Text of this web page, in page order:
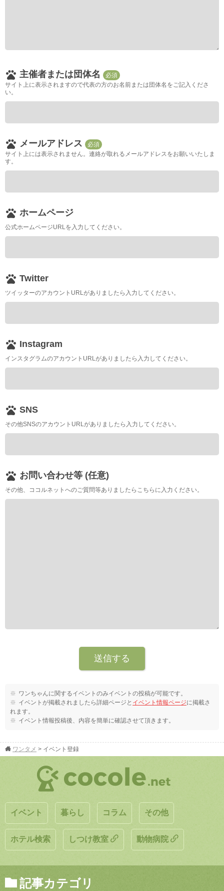
pets 主催者または団体名
必須
サイト上に表示されますので代表の方のお名前または団体名をご記入くださ
い。
pets メールアドレス
必須
サイト上には表示されません。連絡が取れるメールアドレスをお願いいたしま
す。
pets ホームページ
公式ホームページURLを入力してください。
pets Twitter
ツイッターのアカウントURLがありましたら入力してください。
pets Instagram
インスタグラムのアカウントURLがありましたら入力してください。
pets SNS
その他SNSのアカウントURLがありましたら入力してください。
pets お問い合わせ等 (任意)
その他、ココルネットへのご質問等ありましたらこちらに入力ください。
ワンちゃんに関するイベントのみイベントの投稿が可能です。
イベントが掲載されましたら詳細ページと イベント情報ページに掲載さ
れます。
イベント情報投稿後、内容を簡単に確認させて頂きます。
ワンタメ > イベント登録
イベント 暮らし コラム その他
ホテル検索 しつけ教室 動物病院
記事カテゴリ